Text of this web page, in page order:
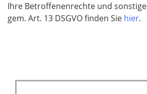
Ihre Betroffenenrechte und
gem. Art. 13 DSGVO finden Sie hier.